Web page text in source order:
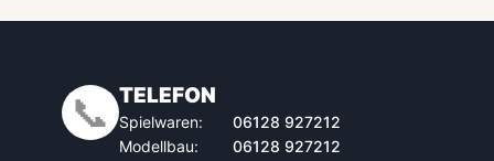
📞 TELEFON
Spielwaren:
06128 927212
Modellbau:
06128 927212